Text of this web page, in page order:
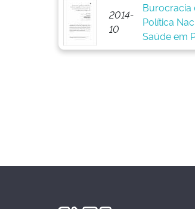
2014-
10
Burocracia
Política
Saúde em